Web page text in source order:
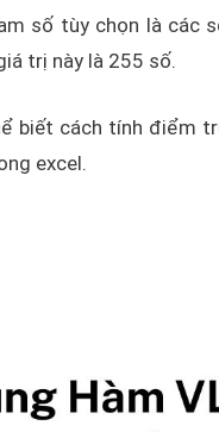
số tùy chọn là các
trị này là 255 số.
biết cách tính điểm
excel.